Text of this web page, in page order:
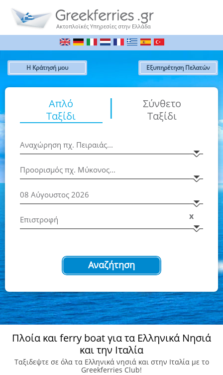
Ακτοπλοϊκές Υπηρεσίες στην Ελλάδα
Εξυπηρέτηση Πελατών
Η Κράτησή μου
Απλό
Ταξίδι
x
Αναζήτηση
|
Σύνθετο
Ταξίδι
Πλοία και ferry boat για τα Ελληνικά Νησιά
και την Ιταλία
Ταξιδεψτε σε όλα τα Ελληνικά νησιά και στην Ιταλία με το
Greekferries Club!